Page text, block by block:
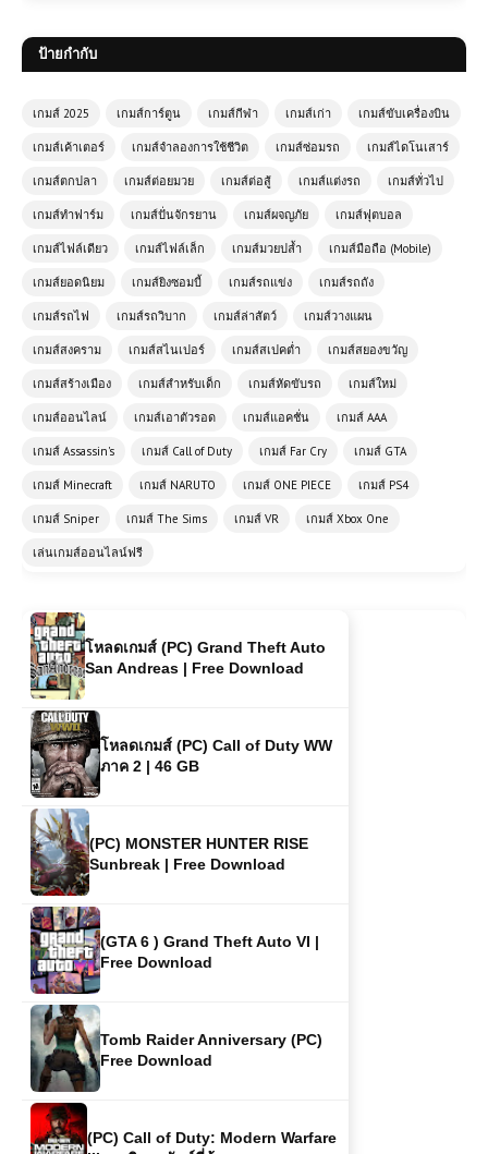
ป้ายกำกับ
เกมส์ 2025 เกมส์การ์ตูน เกมส์กีฬา เกมส์เก่า เกมส์ขับเครื่องบิน
เกมส์เค้าเตอร์ เกมส์จำลองการใช้ชีวิต เกมส์ซ่อมรถ เกมส์ไดโนเสาร์
เกมส์ตกปลา เกมส์ต่อยมวย เกมส์ต่อสู้ เกมส์แต่งรถ เกมส์ทั่วไป
เกมส์ทำฟาร์ม เกมส์ปั่นจักรยาน เกมส์ผจญภัย เกมส์ฟุตบอล
เกมส์ไฟล์เดียว เกมส์ไฟล์เล็ก เกมส์มวยปล้ำ เกมส์มือถือ (Mobile)
เกมส์ยอดนิยม เกมส์ยิงซอมบี้ เกมส์รถแข่ง เกมส์รถถัง
เกมส์รถไฟ เกมส์รถวิบาก เกมส์ล่าสัตว์ เกมส์วางแผน
เกมส์สงคราม เกมส์สไนเปอร์ เกมส์สเปคต่ำ เกมส์สยองขวัญ
เกมส์สร้างเมือง เกมส์สำหรับเด็ก เกมส์หัดขับรถ เกมส์ใหม่
เกมส์ออนไลน์ เกมส์เอาตัวรอด เกมส์แอคชั่น เกมส์ AAA
เกมส์ Assassin's เกมส์ Call of Duty เกมส์ Far Cry เกมส์ GTA
เกมส์ Minecraft เกมส์ NARUTO เกมส์ ONE PIECE เกมส์ PS4
เกมส์ Sniper เกมส์ The Sims เกมส์ VR เกมส์ Xbox One
เล่นเกมส์ออนไลน์ฟรี
Simulator 2021 ฟรี
วันที่สมจริงที่สุด
San Andreas | Free Download
(PC) MONSTER HUNTER RISE
Sunbreak | Free Download
Tomb Raider Anniversary (PC)
Free Download
(PC) Call of Duty: Modern Warfare
III เกมยิงสุดมันส์ที่ห้ามพลาด